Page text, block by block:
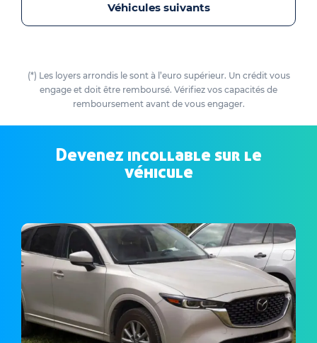
Véhicules suivants
(*) Les loyers arrondis le sont à l’euro supérieur. Un crédit vous
engage et doit être remboursé. Vérifiez vos capacités de
remboursement avant de vous engager.
Devenez incollable sur le
véhicule